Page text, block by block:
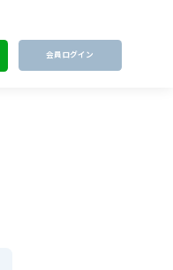
会員ログイン